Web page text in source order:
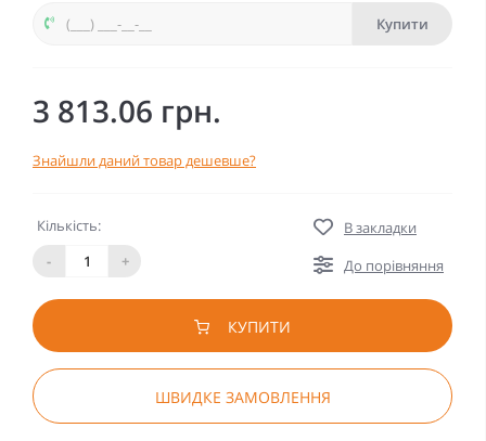
Купити
3 813.06 грн.
Знайшли даний товар дешевше?
Кількість:
-
+
В закладки
До порівняння
КУПИТИ
ШВИДКЕ ЗАМОВЛЕННЯ